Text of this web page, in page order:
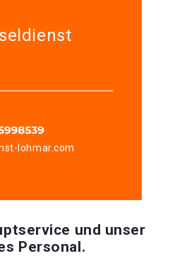
lohmar.com
und unser
Personal.